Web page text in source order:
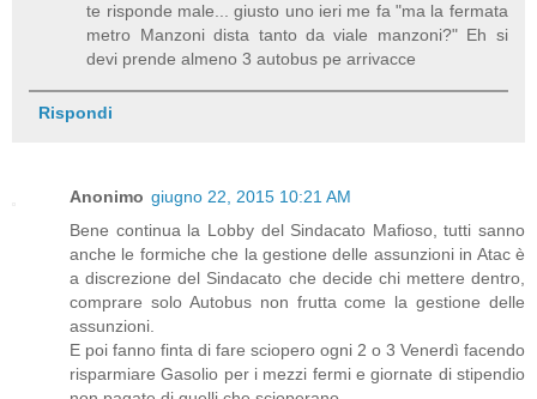
te risponde male... giusto uno ieri me fa "ma la fermata
metro Manzoni dista tanto da viale manzoni?" Eh si
devi prende almeno 3 autobus pe arrivacce
Rispondi
Anonimo giugno 22, 2015 10:21 AM
Bene continua la Lobby del Sindacato Mafioso, tutti sanno
anche le formiche che la gestione delle assunzioni in Atac è
a discrezione del Sindacato che decide chi mettere dentro,
comprare solo Autobus non frutta come la gestione delle
assunzioni.
E poi fanno finta di fare sciopero ogni 2 o 3 Venerdì facendo
risparmiare Gasolio per i mezzi fermi e giornate di stipendio